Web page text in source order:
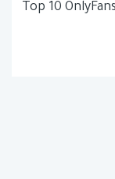
Top 10